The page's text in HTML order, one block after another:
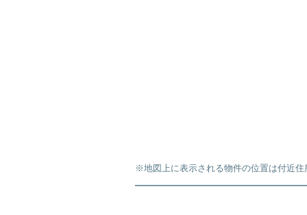
※地図上に表示される物件の位置は付近